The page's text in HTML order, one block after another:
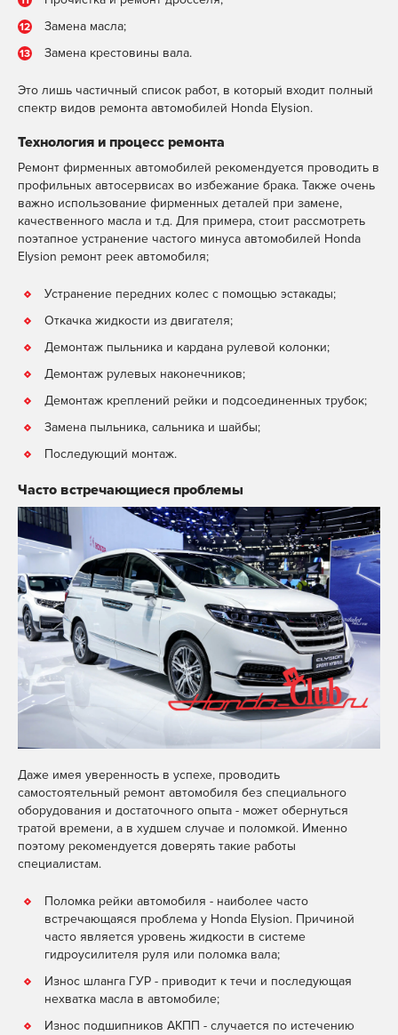
системы
Регулировка
MAX Telegram WhatsApp
Ремонт и
замена
капота
MAX
замена
крышки
MAX Telegram WhatsApp
Ремонт и
замена
крыши
Telegram WhatsApp
стекла
двериЗамена масла;
Замена крестовины вала.
Это лишь частичный список работ, в который входит полный
спектр видов ремонта автомобилей Honda Elysion.
Технология и процесс ремонта
Ремонт фирменных автомобилей рекомендуется проводить в
профильных автосервисах во избежание брака. Также очень
важно использование фирменных деталей при замене,
качественного масла и т.д. Для примера, стоит рассмотреть
поэтапное устранение частого минуса автомобилей Honda
Elysion ремонт реек автомобиля;
Устранение передних колес с помощью эстакады;
Откачка жидкости из двигателя;
Демонтаж пыльника и кардана рулевой колонки;
Демонтаж рулевых наконечников;
Демонтаж креплений рейки и подсоединенных трубок;
Замена пыльника, сальника и шайбы;
Последующий монтаж.
Часто встречающиеся проблемы
Даже имея уверенность в успехе, проводить
самостоятельный ремонт автомобиля без специального
оборудования и достаточного опыта - может обернуться
тратой времени, а в худшем случае и поломкой. Именно
поэтому рекомендуется доверять такие работы
специалистам.
Поломка рейки автомобиля - наиболее часто
встречающаяся проблема у Honda Elysion. Причиной
часто является уровень жидкости в системе
гидроусилителя руля или поломка вала;
Износ шланга ГУР - приводит к течи и последующая
нехватка масла в автомобиле;
Износ подшипников АКПП - случается по истечению